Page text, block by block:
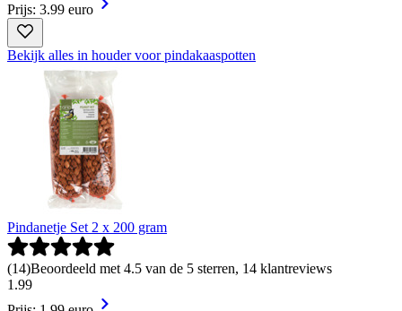
Prijs: 3.99 euro
Bekijk alles in houder voor pindakaaspotten
Pindanetje Set 2 x 200 gram
(14)Beoordeeld met 4.5 van de 5 sterren, 14 klantreviews
1 .99